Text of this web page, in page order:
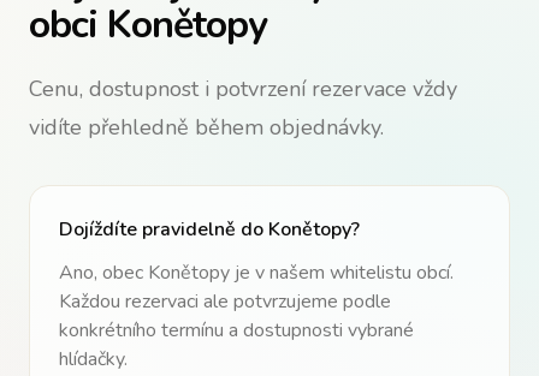
obci Konětopy
Cenu, dostupnost i potvrzení rezervace vždy
vidíte přehledně během objednávky.
Dojíždíte pravidelně do Konětopy?
Ano, obec Konětopy je v našem whitelistu obcí.
Každou rezervaci ale potvrzujeme podle
konkrétního termínu a dostupnosti vybrané
hlídačky.